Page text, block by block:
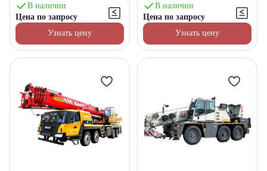
В наличии
Цена по запросу
Узнать цену
В наличии
Цена по запросу
Узнать цену